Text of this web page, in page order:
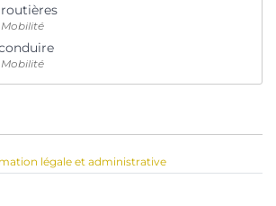
légale et administrative